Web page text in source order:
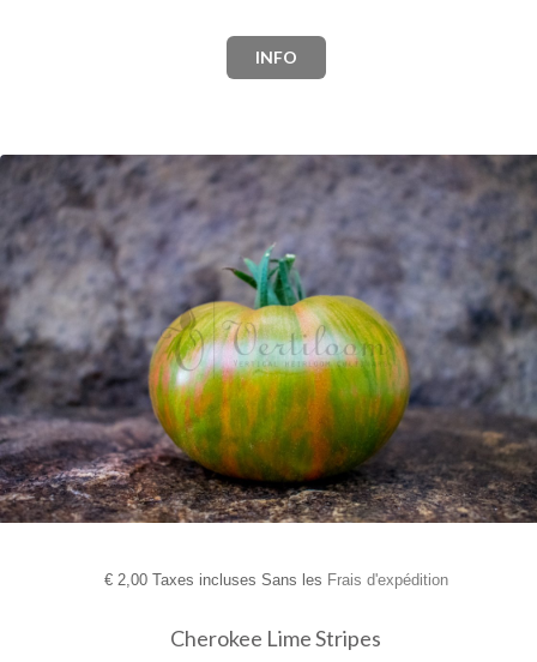
INFO
€2,00 Taxes incluses Sans les Frais d'expédition
Cherokee Lime Stripes